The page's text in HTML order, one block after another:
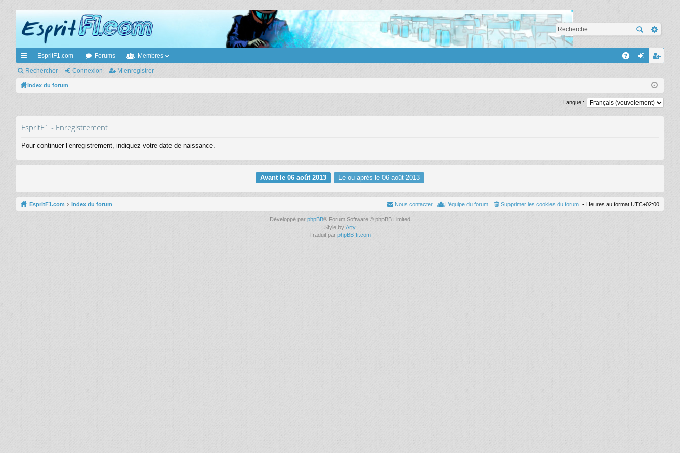
cc
ès
pi
de
EspritF1.com Forums Membres
xi
on
nr
eg
ist
Rechercher Connexion M’enregistrer
Index du forum
Langue :
EspritF1 - Enregistrement
Pour continuer l’enregistrement, indiquez votre date de naissance.
Avant le 06 août 2013 Le ou après le 06 août 2013
EspritF1.com Index du forum Heures au format UTC+02:00
Supprimer les cookies du forum
L’équipe du forum
Nous contacter
Développé par phpBB® Forum Software © phpBB Limited
Style by Arty
Traduit par phpBB-fr.com